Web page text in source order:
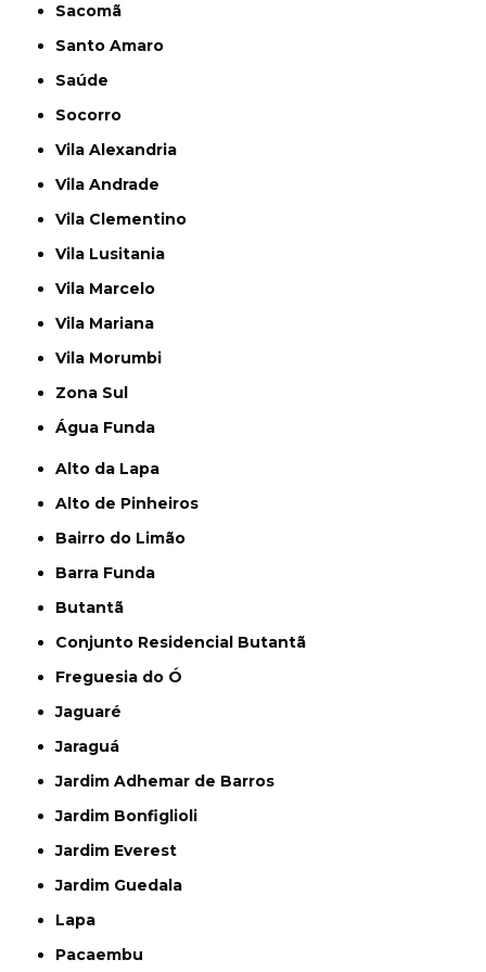
Sacomã
Santo Amaro
Saúde
Socorro
Vila Alexandria
Vila Andrade
Vila Clementino
Vila Lusitania
Vila Marcelo
Vila Mariana
Vila Morumbi
Zona Sul
Água Funda
Alto da Lapa
Alto de Pinheiros
Bairro do Limão
Barra Funda
Butantã
Conjunto Residencial Butantã
Freguesia do Ó
Jaguaré
Jaraguá
Jardim Adhemar de Barros
Jardim Bonfiglioli
Jardim Everest
Jardim Guedala
Lapa
Pacaembu